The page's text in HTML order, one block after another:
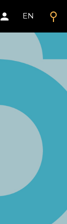
search
person EN